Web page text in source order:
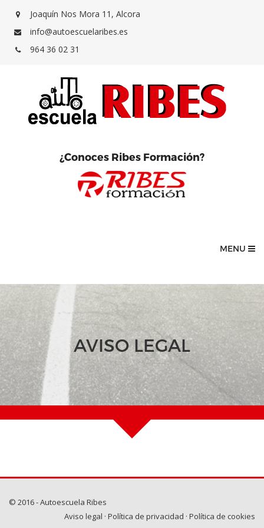
Joaquín Nos Mora 11, Alcora
info@autoescuelaribes.es
964 36 02 31
¿Conoces Ribes Formación?
MENU
AVISO LEGAL
© 2016 - Autoescuela Ribes
Aviso legal · Política de privacidad · Política de cookies